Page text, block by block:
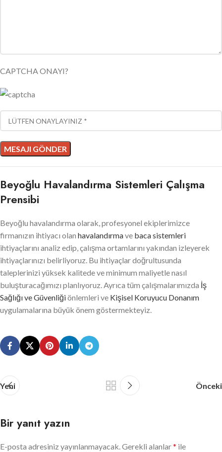
CAPTCHA ONAYI?
Beyoğlu Havalandırma Sistemleri Çalışma
Prensibi
Beyoğlu havalandırma olarak, profesyonel ekiplerimizce
firmanızın ihtiyacı olan havalandırmave baca sistemleri
ihtiyaçlarını analiz edip, çalışma ortamlarını yakından izleyerek
ihtiyaçlarınızı belirliyoruz. Bu ihtiyaçlar doğrultusunda
taleplerinizi yüksek kalitede ve minimum maliyetle nasıl
buluşturacağımızı planlıyoruz. Ayrıca tüm çalışmalarımızda İş
Sağlığı ve Güvenliğiönlemleri ve Kişisel Koruyucu Donanım
uygulamalarına büyük önem göstermekteyiz.
Yeni Önceki
Bir yanıt yazın
E-posta adresiniz yayınlanmayacak.Gerekli alanlar* ile